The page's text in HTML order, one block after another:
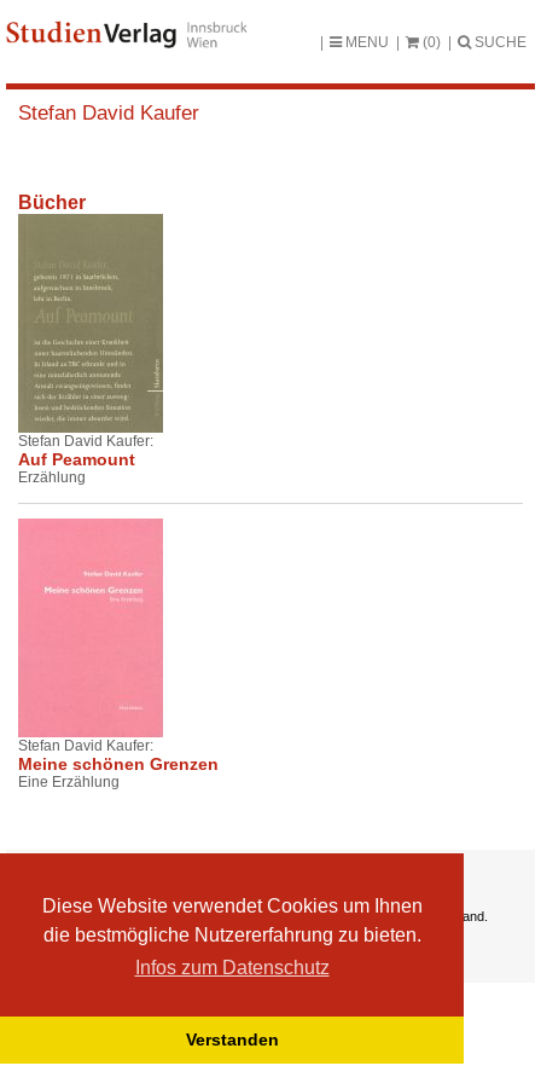
Diese Website verwendet Cookies um Ihnen
die bestmögliche Nutzererfahrung zu bieten.
Infos zum Datenschutz
Verstanden
MENU (0) SUCHE
Stefan David Kaufer
Bücher
Stefan David Kaufer:
Auf Peamount
Erzählung
Stefan David Kaufer:
Meine schönen Grenzen
Eine Erzählung
Wir liefern kostenlos ab EUR 50,- Bestellwert nach Österreich und Deutschland.
Zahlungsarten
Wir akzeptieren Kreditkarte, PayPal, Sofortüberweisung